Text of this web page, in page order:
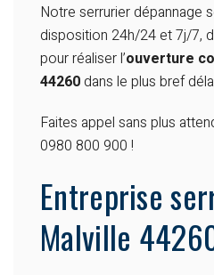
Notre serrurier dépannage
disposition 24h/24 et 7j/7,
pour réaliser l’ouverture
44260dans le plus bref
Faites appel sans plus
0980 800 900 !
Entreprise
Malville